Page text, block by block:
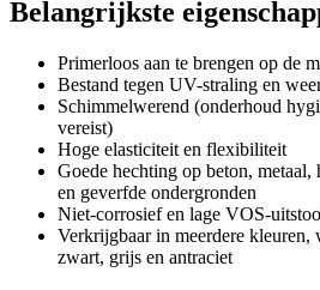
Belangrijkste
Primerloos aan te brengen op de
Bestand tegen UV-straling en
Schimmelwerend (onderhoud
vereist)
Hoge elasticiteit en flexibiliteit
Goede hechting op beton, metaal,
en geverfde ondergronden
Niet-corrosief en lage VOS-
Verkrijgbaar in meerdere kleuren,
zwart, grijs en antraciet